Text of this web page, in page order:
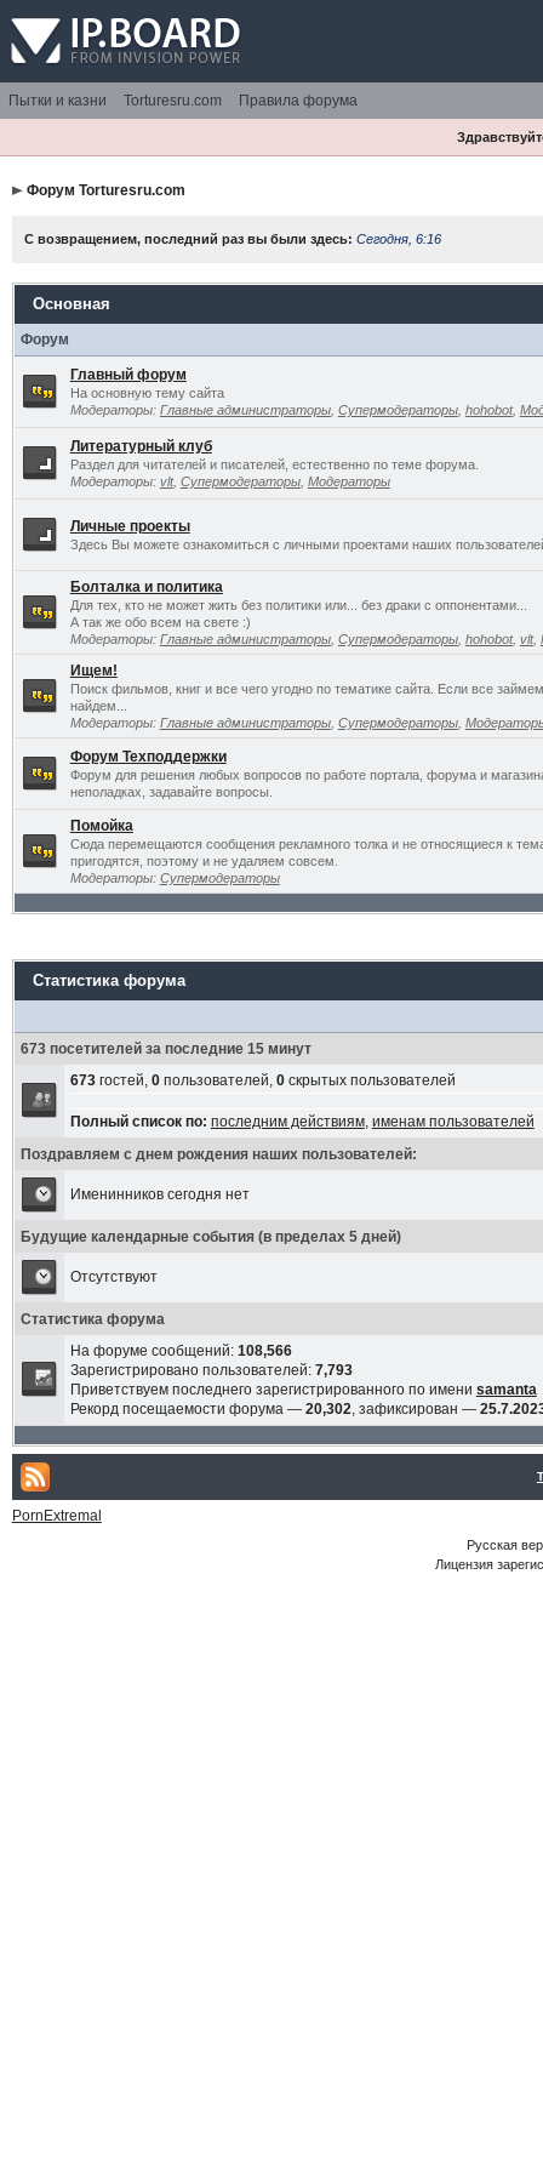
Пытки и казни Torturesru.com Правила форума
Форум Torturesru.com
С возвращением, последний раз вы были здесь: Сегодня, 6:16
Основная
Форум
Главный форум
На основную тему сайта
Модераторы: Главные администраторы, Супермодераторы, hohobot,
Литературный клуб
Раздел для читателей и писателей, естественно по теме форума.
Модераторы: vlt, Супермодераторы, Модераторы
Личные проекты
Здесь Вы можете ознакомиться с личными проектами наших
Болталка и политика
Для тех, кто не может жить без политики или... без драки с оппонентами...
А так же обо всем на свете :)
Модераторы: Главные администраторы, Супермодераторы, hohobot, vlt,
Ищем!
Поиск фильмов, книг и все чего угодно по тематике сайта. Если все
найдем...
Модераторы: Главные администраторы, Супермодераторы,
Форум Техподдержки
Форум для решения любых вопросов по работе портала, форума и
неполадках, задавайте вопросы.
Помойка
Сюда перемещаются сообщения рекламного толка и не относящиеся к
пригодятся, поэтому и не удаляем совсем.
Модераторы: Супермодераторы
Статистика форума
673 посетителей за последние 15 минут
673гостей, 0пользователей, 0скрытых пользователей
Полный список по: последним действиям, именам пользователей
Поздравляем с днем рождения наших пользователей:
Именинников сегодня нет
Будущие календарные события (в пределах 5 дней)
Отсутствуют
Статистика форума
На форуме сообщений: 108,566
Зарегистрировано пользователей: 7,793
Приветствуем последнего зарегистрированного по имени samanta
Рекорд посещаемости форума — 20,302, зафиксирован —
PornExtremal
Русская
Лицензия